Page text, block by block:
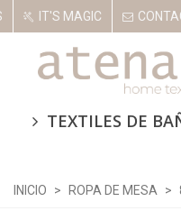
IT'S MAGIC
TEXTILES DE
INICIO > ROPA DE MESA >